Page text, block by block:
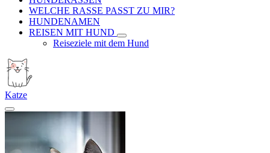
WELCHE RASSE PASST ZU MIR?
HUNDENAMEN
REISEN MIT HUND
Reiseziele mit dem Hund
Katze